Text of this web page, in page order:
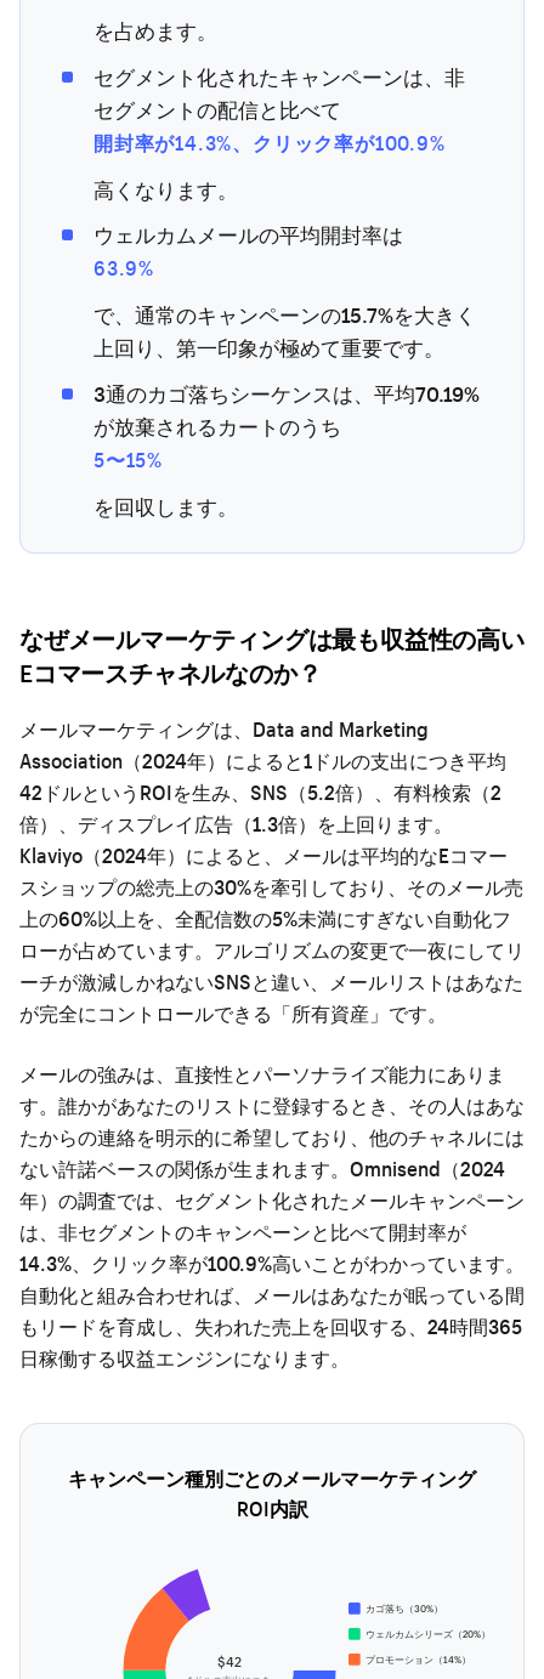
を占めます。
セグメント化されたキャンペーンは、非
セグメントの配信と比べて
開封率が14.3%、クリック率が100.9%
高くなります。
ウェルカムメールの平均開封率は
63.9%
で、通常のキャンペーンの15.7%を大きく
上回り、第一印象が極めて重要です。
3通のカゴ落ちシーケンスは、平均70.19%
が放棄されるカートのうち
5〜15%
を回収します。
なぜメールマーケティングは最も収益性の高い
Eコマースチャネルなのか？
メールマーケティングは、Data and Marketing
Association（2024年）によると1ドルの支出につき平均
42ドルというROIを生み、SNS（5.2倍）、有料検索（2
倍）、ディスプレイ広告（1.3倍）を上回ります。
Klaviyo（2024年）によると、メールは平均的なEコマー
スショップの総売上の30%を牽引しており、そのメール売
上の60%以上を、全配信数の5%未満にすぎない自動化フ
ローが占めています。アルゴリズムの変更で一夜にしてリ
ーチが激減しかねないSNSと違い、メールリストはあなた
が完全にコントロールできる「所有資産」です。
メールの強みは、直接性とパーソナライズ能力にありま
す。誰かがあなたのリストに登録するとき、その人はあな
たからの連絡を明示的に希望しており、他のチャネルには
ない許諾ベースの関係が生まれます。Omnisend（2024
年）の調査では、セグメント化されたメールキャンペーン
は、非セグメントのキャンペーンと比べて開封率が
14.3%、クリック率が100.9%高いことがわかっています。
自動化と組み合わせれば、メールはあなたが眠っている間
もリードを育成し、失われた売上を回収する、24時間365
日稼働する収益エンジンになります。
キャンペーン種別ごとのメールマーケティング
ROI内訳
$42
カゴ落ち（30%）
ウェルカムシリーズ（20%）
プロモーション（14%）